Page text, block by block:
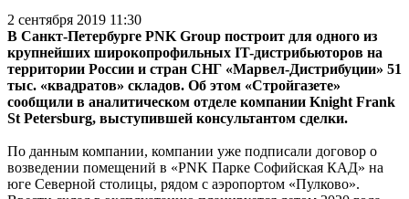
2 сентября 2019 11:30
В Санкт-Петербурге PNK Group построит для одного из
крупнейших широкопрофильных IT-дистрибьюторов на
территории России и стран СНГ «Марвел-Дистрибуции» 51
тыс. «квадратов» складов. Об этом «Стройгазете»
сообщили в аналитическом отделе компании Knight Frank
St Petersburg, выступившей консультантом сделки.
По данным компании, компании уже подписали договор о
возведении помещений в «PNK Парке Софийская КАД» на
юге Северной столицы, рядом с аэропортом «Пулково».